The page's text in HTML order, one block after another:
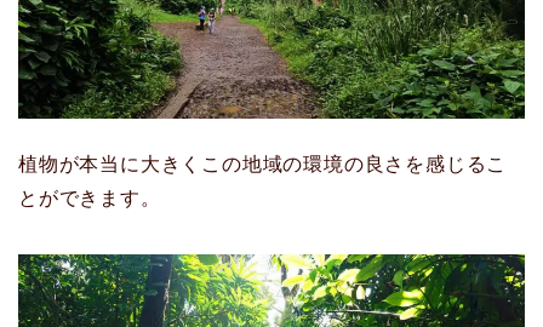
植物が本当に大きくこの地域の環境の良さを感じるこ
とができます。